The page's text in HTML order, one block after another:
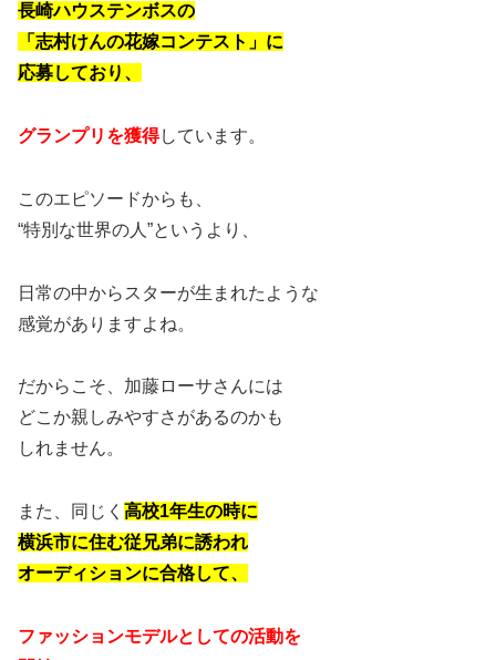
長崎ハウステンボスの
「志村けんの花嫁コンテスト」に
応募しており、
グランプリを獲得しています。
このエピソードからも、
“特別な世界の人”というより、
日常の中からスターが生まれたような
感覚がありますよね。
だからこそ、加藤ローサさんには
どこか親しみやすさがあるのかも
しれません。
また、同じく 高校1年生の時に
横浜市に住む従兄弟に誘われ
オーディションに合格して、
ファッションモデルとしての活動を